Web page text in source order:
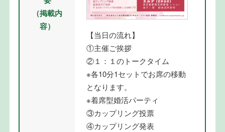
（掲載内
容）
【当日の流れ】
①主催ご挨拶
②１：１のトークタイム
※各10分1セットでお席の移動
となります。
※着席型婚活パーティ
③カップリング投票
④カップリング発表